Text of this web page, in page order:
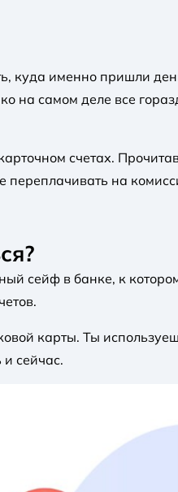
куда именно пришли
на самом деле все
счетах.
переплачивать на
сейф в банке, к
карты. Ты
сейчас.